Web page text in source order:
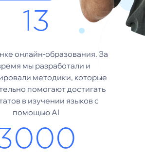
13
онлайн-образования. За
мы разработали и
методики, которые
помогают достигать
в изучении языков с
помощью AI